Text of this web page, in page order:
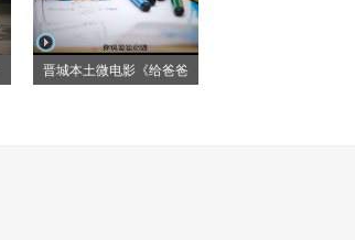
晋城本土微电影《给爸爸